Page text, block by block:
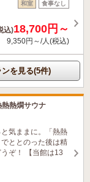
和室 食事なし
込)18,700円～
9,350円～/人(税込)
ンを見る(5件)
熱燗サウナ
気ままに。「熱熱
ととのった後は精
ぞ！ 【当館は13